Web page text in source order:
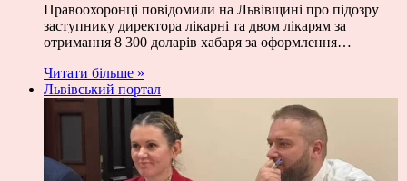
Правоохоронці повідомили на Львівщині про підозру
заступнику директора лікарні та двом лікарям за
отримання 8 300 доларів хабаря за оформлення…
Читати більше »
Львівський портал